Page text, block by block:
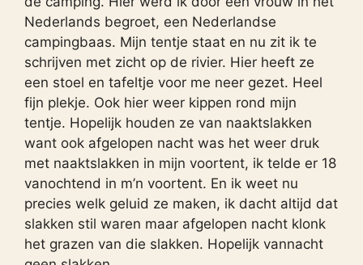
Nederlands begroet, een Nederlandse
campingbaas. Mijn tentje staat en nu zit ik te
schrijven met zicht op de rivier. Hier heeft ze
een stoel en tafeltje voor me neer gezet. Heel
fijn plekje. Ook hier weer kippen rond mijn
tentje. Hopelijk houden ze van naaktslakken
want ook afgelopen nacht was het weer druk
met naaktslakken in mijn voortent, ik telde er 18
vanochtend in m’n voortent. En ik weet nu
precies welk geluid ze maken, ik dacht altijd dat
slakken stil waren maar afgelopen nacht klonk
het grazen van die slakken. Hopelijk vannacht